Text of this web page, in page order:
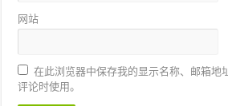
网站
在此浏览器中保存我的显示名称、邮箱地
评论时使用。